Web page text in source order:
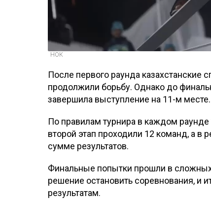
НОК
После первого раунда
продолжили борьбу. Однако до
завершила выступление на 11-м месте.
По правилам турнира в каждом
второй этап проходили 12 команд, а
сумме результатов.
Финальные попытки прошли в
решение остановить соревнования, и
результатам.